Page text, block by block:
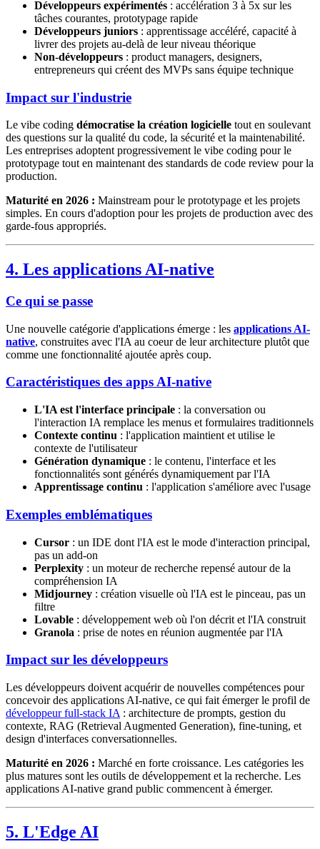
Développeurs expérimentés : accélération 3 à 5x sur les
tâches courantes, prototypage rapide
Développeurs juniors : apprentissage accéléré, capacité à
livrer des projets au-delà de leur niveau théorique
Non-développeurs : product managers, designers,
entrepreneurs qui créent des MVPs sans équipe technique
Impact sur l'industrie
Le vibe coding démocratise la création logicielle tout en soulevant
des questions sur la qualité du code, la sécurité et la maintenabilité.
Les entreprises adoptent progressivement le vibe coding pour le
prototypage tout en maintenant des standards de code review pour la
production.
Maturité en 2026 : Mainstream pour le prototypage et les projets
simples. En cours d'adoption pour les projets de production avec des
garde-fous appropriés.
4. Les applications AI-native
Ce qui se passe
Une nouvelle catégorie d'applications émerge : les applications AI-
native, construites avec l'IA au coeur de leur architecture plutôt que
comme une fonctionnalité ajoutée après coup.
Caractéristiques des apps AI-native
L'IA est l'interface principale : la conversation ou
l'interaction IA remplace les menus et formulaires traditionnels
Contexte continu : l'application maintient et utilise le
contexte de l'utilisateur
Génération dynamique : le contenu, l'interface et les
fonctionnalités sont générés dynamiquement par l'IA
Apprentissage continu : l'application s'améliore avec l'usage
Exemples emblématiques
Cursor : un IDE dont l'IA est le mode d'interaction principal,
pas un add-on
Perplexity : un moteur de recherche repensé autour de la
compréhension IA
Midjourney : création visuelle où l'IA est le pinceau, pas un
filtre
Lovable : développement web où l'on décrit et l'IA construit
Granola : prise de notes en réunion augmentée par l'IA
Impact sur les développeurs
Les développeurs doivent acquérir de nouvelles compétences pour
concevoir des applications AI-native, ce qui fait émerger le profil de
développeur full-stack IA : architecture de prompts, gestion du
contexte, RAG (Retrieval Augmented Generation), fine-tuning, et
design d'interfaces conversationnelles.
Maturité en 2026 : Marché en forte croissance. Les catégories les
plus matures sont les outils de développement et la recherche. Les
applications AI-native grand public commencent à émerger.
5. L'Edge AI